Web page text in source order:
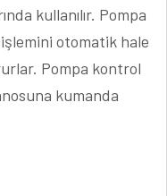
kullanılır. Pompa
işlemini otomatik hale
Pompa kontrol
kumanda